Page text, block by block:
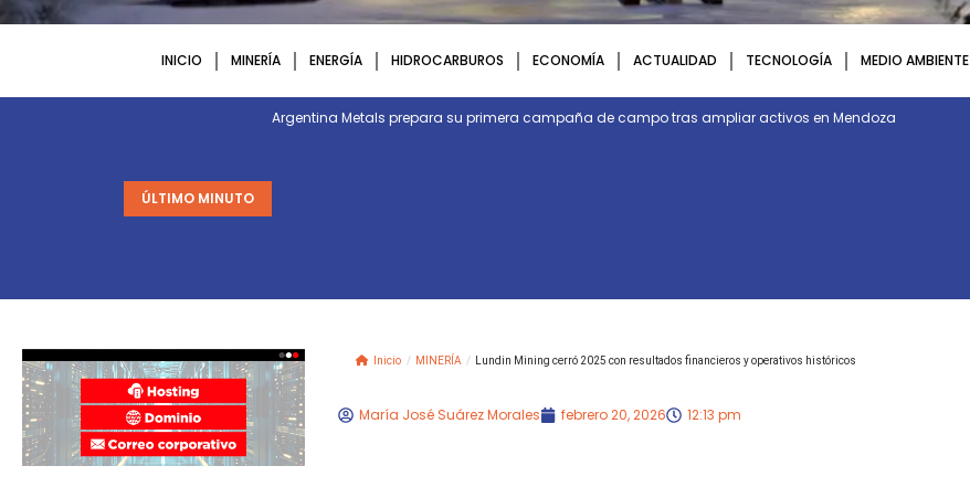
INICIO MINERÍA ENERGÍA HIDROCARBUROS ECONOMÍA ACTUALIDAD TECNOLOGÍA MEDIO AMBIENTE
ÚLTIMO MINUTO
Argentina Metals prepara su primera campaña de campo tras ampliar activos en Mendoza
Inicio / MINERÍA / Lundin Mining cerró 2025 con resultados financieros y operativos históricos
María José Suárez Morales febrero 20, 2026 12:13 pm